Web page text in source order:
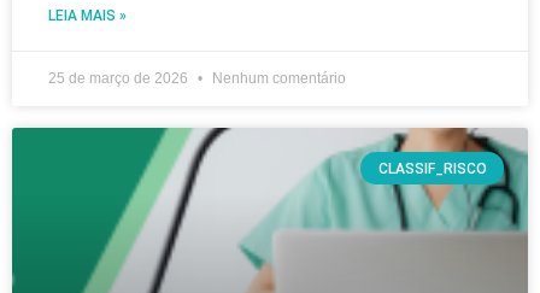
LEIA MAIS »
25 de março de 2026 Nenhum comentário
CLASSIF_RISCO